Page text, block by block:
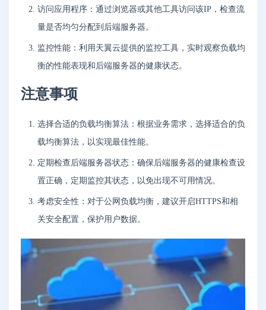
访问应用程序：通过浏览器或其他工具访问该IP，检查流
量是否均匀分配到后端服务器。
监控性能：利用天翼云提供的监控工具，实时观察负载均
衡的性能表现和后端服务器的健康状态。
注意事项
选择合适的负载均衡算法：根据业务需求，选择适合的负
载均衡算法，以实现最佳性能。
定期检查后端服务器状态：确保后端服务器的健康检查设
置正确，定期监控其状态，以免出现不可用情况。
考虑安全性：对于公网负载均衡，建议开启HTTPS和相
关安全配置，保护用户数据。